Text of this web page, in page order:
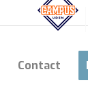
Contact